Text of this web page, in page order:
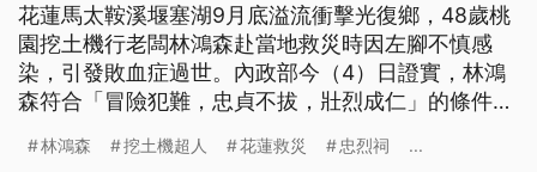
花蓮馬太鞍溪堰塞湖9月底溢流衝擊光復鄉，48歲桃
園挖土機行老闆林鴻森赴當地救災時因左腳不慎感
染，引發敗血症過世。內政部今（4）日證實，林鴻
森符合「冒險犯難，忠貞不拔，壯烈成仁」的條件，
市府與家屬協調辦理入祀事宜。
林鴻森 挖土機超人 花蓮救災 忠烈祠 ...